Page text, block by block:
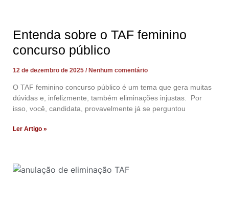
Entenda sobre o TAF feminino
concurso público
12 de dezembro de 2025 Nenhum comentário
O TAF feminino concurso público é um tema que gera muitas
dúvidas e, infelizmente, também eliminações injustas. Por
isso, você, candidata, provavelmente já se perguntou
Ler Artigo »